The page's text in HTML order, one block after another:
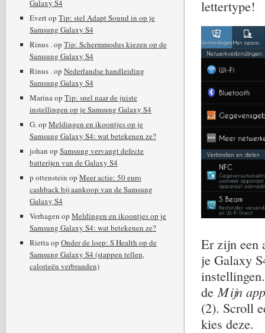
lettertype!
Er zijn een
je Galaxy
de Mijn
(2). Scroll
kies deze.
Galaxy S4
Evertop Tip: stel Adapt Sound in op je
Samsung Galaxy S4
Rinus .op Tip: Schermmodus kiezen op de
Samsung Galaxy S4
Rinus .op Nederlandse handleiding
Samsung Galaxy S4
Marinaop Tip: snel naar de juiste
instellingen op je Samsung Galaxy S4
G.op Meldingen en ikoontjes op je
Samsung Galaxy S4: wat betekenen ze?
johan op Samsung vervangt defecte
batterijen van de Galaxy S4
p ottenstein op Meer actie: 50 euro
cashback bij aankoop van de Samsung
Galaxy S4
Verhagen op Meldingen en ikoontjes op je
Samsung Galaxy S4: wat betekenen ze?
Riettaop Onder de loep: S Health op de
Samsung Galaxy S4 (stappen tellen,
calorieën verbranden)